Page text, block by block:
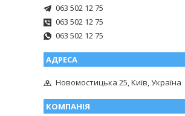
063 502 12 75
063 502 12 75
063 502 12 75
Новомостицька 25, Київ, Україна